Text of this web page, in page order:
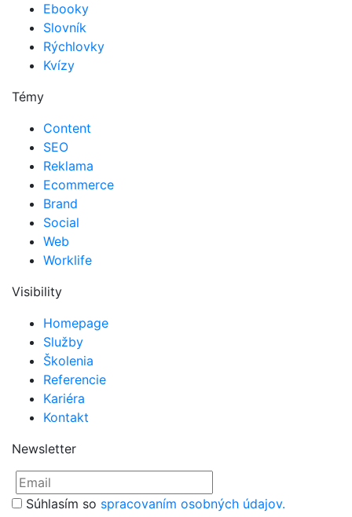
Ebooky
Slovník
Rýchlovky
Kvízy
Témy
Content
SEO
Reklama
Ecommerce
Brand
Social
Web
Worklife
Visibility
Homepage
Služby
Školenia
Referencie
Kariéra
Kontakt
Newsletter
Súhlasím so spracovaním osobných údajov.